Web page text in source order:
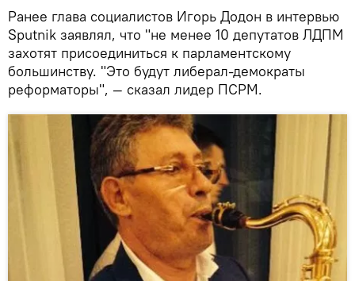
Ранее глава социалистов Игорь Додон в интервью
Sputnik заявлял, что "не менее 10 депутатов ЛДПМ
захотят присоединиться к парламентскому
большинству. "Это будут либерал-демократы
реформаторы", — сказал лидер ПСРМ.